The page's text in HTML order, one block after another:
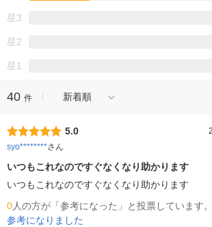
星3
星2
星1
40 件 新着順
5.0
syo********さん
いつもこれなのですぐなくなり助かります
0人の方が「参考になった」と投票しています。
参考になりました